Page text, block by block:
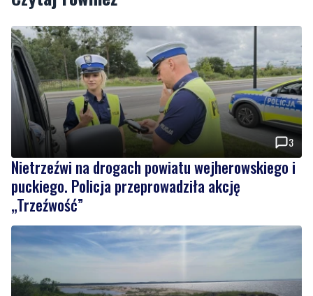
3
Nietrzeźwi na drogach powiatu wejherowskiego i
puckiego. Policja przeprowadziła akcję
„Trzeźwość”